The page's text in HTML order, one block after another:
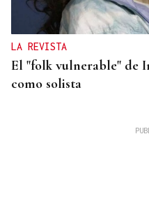
LA REVISTA
El "folk vulnerable" de
como solista